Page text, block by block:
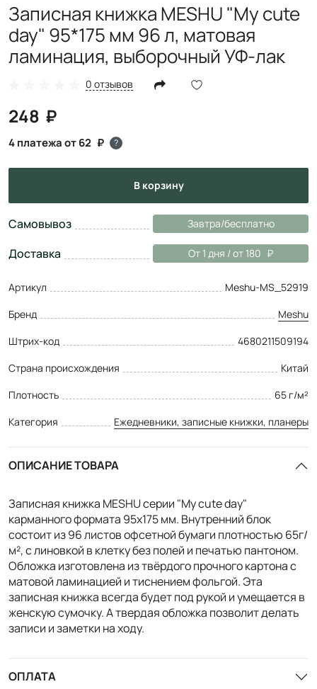
Записная книжка MESHU "My cute
day" 95*175 мм 96 л, матовая
ламинация, выборочный УФ-лак
0 отзывов
248
4 платежа от 62 ?
в корзину
Самовывоз Завтра/бесплатно
Доставка От 1 дня / от 180
Артикул
Meshu-MS_52919
Бренд
Meshu
Штрих-код
4680211509194
Страна происхождения
Китай
Плотность
65 г/м²
Категория
Ежедневники, записные книжки, планеры
ОПИСАНИЕ ТОВАРА
Записная книжка MESHU серии "My cute day"
карманного формата 95х175 мм. Внутренний блок
состоит из 96 листов офсетной бумаги плотностью 65г/
м², с линовкой в клетку без полей и печатью пантоном.
Обложка изготовлена из твёрдого прочного картона с
матовой ламинацией и тиснением фольгой. Эта
записная книжка всегда будет под рукой и умещается в
женскую сумочку. А твердая обложка позволит делать
записи и заметки на ходу.
ОПЛАТА